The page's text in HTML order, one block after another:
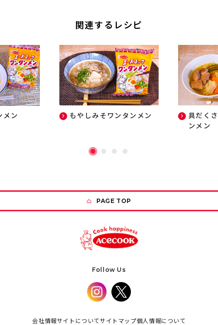
関連するレシピ
メン もやしみそワンタンメン
具だく
ンメン
PAGE TOP
Follow Us
会社情報サイトについてサイトマップ個人情報について